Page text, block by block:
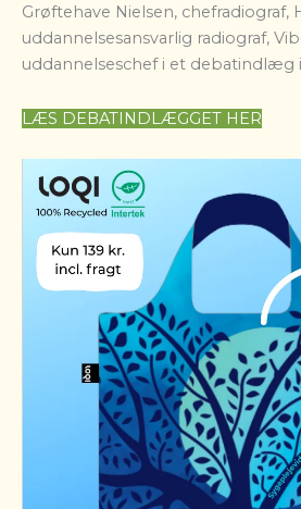
Grøftehave Nielsen, chefradiograf,
uddannelsesansvarlig radiograf,
uddannelseschef i et debatindlæg
LÆS DEBATINDLÆGGET HER